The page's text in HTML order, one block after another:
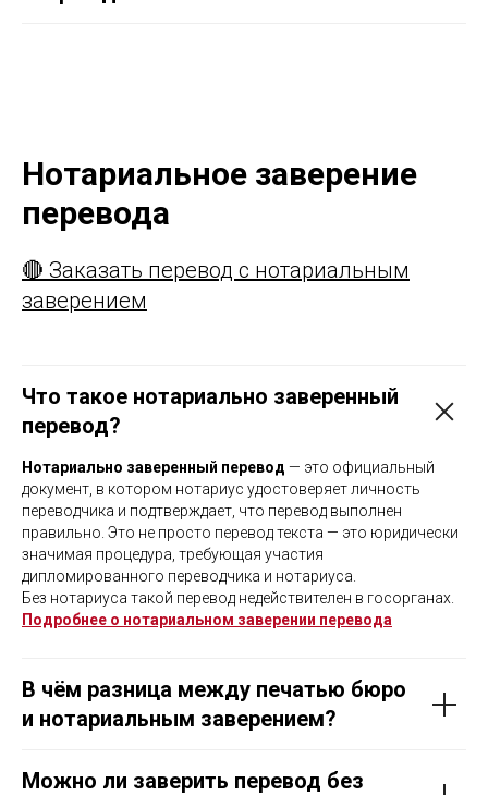
Нотариальное заверение
перевода
🔴 Заказать перевод с нотариальным
заверением
Что такое нотариально заверенный
перевод?
Нотариально заверенный перевод — это официальный
документ, в котором нотариус удостоверяет личность
переводчика и подтверждает, что перевод выполнен
правильно. Это не просто перевод текста — это юридически
значимая процедура, требующая участия
дипломированного переводчика и нотариуса.
Без нотариуса такой перевод недействителен в госорганах.
Подробнее о нотариальном заверении перевода
В чём разница между печатью бюро
и нотариальным заверением?
Можно ли заверить перевод без